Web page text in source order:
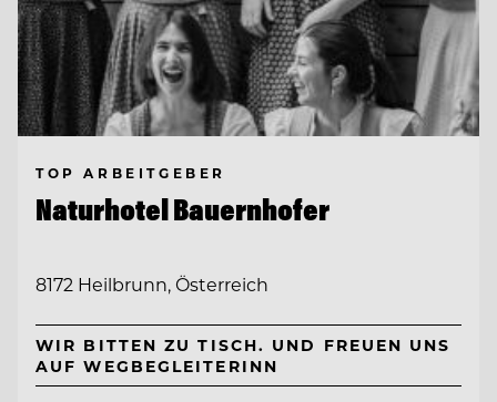
TOP ARBEITGEBER
Naturhotel Bauernhofer
8172 Heilbrunn, Österreich
WIR BITTEN ZU TISCH. UND FREUEN UNS
AUF WEGBEGLEITERINN